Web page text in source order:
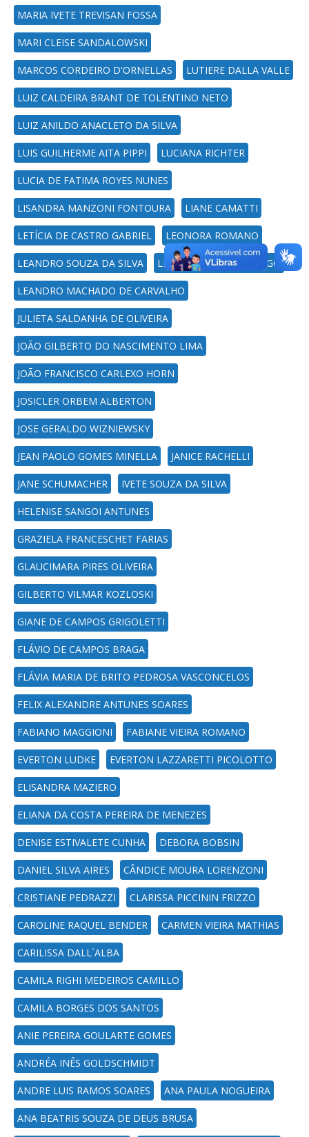
MARIA IVETE TREVISAN FOSSA
MARI CLEISE SANDALOWSKI
MARCOS CORDEIRO D'ORNELLAS LUTIERE DALLA VALLE
LUIZ CALDEIRA BRANT DE TOLENTINO NETO
LUIZ ANILDO ANACLETO DA SILVA
LUIS GUILHERME AITA PIPPI LUCIANA RICHTER
LUCIA DE FATIMA ROYES NUNES
LISANDRA MANZONI FONTOURA LIANE CAMATTI
LETÍCIA DE CASTRO GABRIEL LEONORA ROMANO
LEANDRO SOUZA DA SILVA LEANDRO MARCON FRIGO
LEANDRO MACHADO DE CARVALHO
JULIETA SALDANHA DE OLIVEIRA
JOÃO GILBERTO DO NASCIMENTO LIMA
JOÃO FRANCISCO CARLEXO HORN
JOSICLER ORBEM ALBERTON
JOSE GERALDO WIZNIEWSKY
JEAN PAOLO GOMES MINELLA JANICE RACHELLI
JANE SCHUMACHER IVETE SOUZA DA SILVA
HELENISE SANGOI ANTUNES
GRAZIELA FRANCESCHET FARIAS
GLAUCIMARA PIRES OLIVEIRA
GILBERTO VILMAR KOZLOSKI
GIANE DE CAMPOS GRIGOLETTI
FLÁVIO DE CAMPOS BRAGA
FLÁVIA MARIA DE BRITO PEDROSA VASCONCELOS
FELIX ALEXANDRE ANTUNES SOARES
FABIANO MAGGIONI FABIANE VIEIRA ROMANO
EVERTON LUDKE EVERTON LAZZARETTI PICOLOTTO
ELISANDRA MAZIERO
ELIANA DA COSTA PEREIRA DE MENEZES
DENISE ESTIVALETE CUNHA DEBORA BOBSIN
DANIEL SILVA AIRES CÂNDICE MOURA LORENZONI
CRISTIANE PEDRAZZI CLARISSA PICCININ FRIZZO
CAROLINE RAQUEL BENDER CARMEN VIEIRA MATHIAS
CARILISSA DALL´ALBA
CAMILA RIGHI MEDEIROS CAMILLO
CAMILA BORGES DOS SANTOS
ANIE PEREIRA GOULARTE GOMES
ANDRÉA INÊS GOLDSCHMIDT
ANDRE LUIS RAMOS SOARES ANA PAULA NOGUEIRA
ANA BEATRIS SOUZA DE DEUS BRUSA